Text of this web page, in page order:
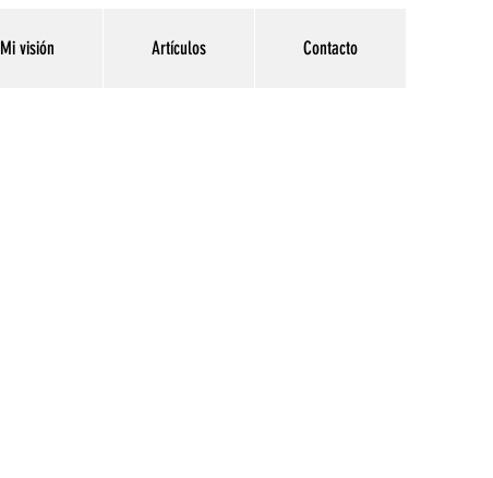
Mi visión Artículos Contacto